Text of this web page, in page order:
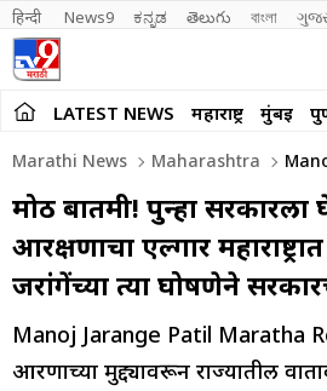
हिन्दी News9 ಕನ್ನಡ తెలుగు বাংলা
LATEST NEWS महाराष्ट्र मुंबई
Marathi News Maharashtra
मोठी बातमी! पुन्हा
आरक्षणाचा एल्गार
जरांगेंच्या त्या घोषणेने
Manoj Jarange Patil Maratha
आरक्षणाच्या मुद्द्यावरून राज्यातील